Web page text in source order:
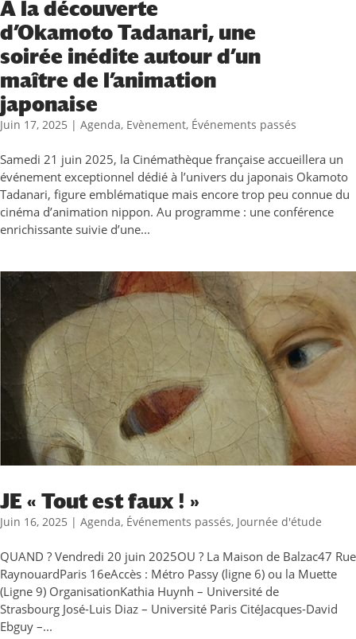
À la découverte
d’Okamoto Tadanari, une
soirée inédite autour d’un
maître de l’animation
japonaise
Juin 17, 2025 | Agenda, Evènement, Événements passés
Samedi 21 juin 2025, la Cinémathèque française accueillera un
événement exceptionnel dédié à l’univers du japonais Okamoto
Tadanari, figure emblématique mais encore trop peu connue du
cinéma d’animation nippon. Au programme : une conférence
enrichissante suivie d’une...
JE « Tout est faux ! »
Juin 16, 2025 | Agenda, Événements passés, Journée d'étude
QUAND ? Vendredi 20 juin 2025OU ? La Maison de Balzac47 Rue
RaynouardParis 16eAccès : Métro Passy (ligne 6) ou la Muette
(Ligne 9) OrganisationKathia Huynh – Université de
Strasbourg José-Luis Diaz – Université Paris CitéJacques-David
Ebguy –...